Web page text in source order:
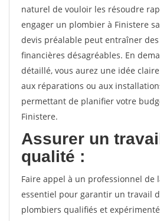
naturel de vouloir les résoudre
engager un plombier à Finistere
devis préalable peut entraîner
financières désagréables. En
détaillé, vous aurez une idée
aux réparations ou aux
permettant de planifier votre
Finistere.
Assurer un
qualité :
Faire appel à un professionnel de
essentiel pour garantir un travail
plombiers qualifiés et